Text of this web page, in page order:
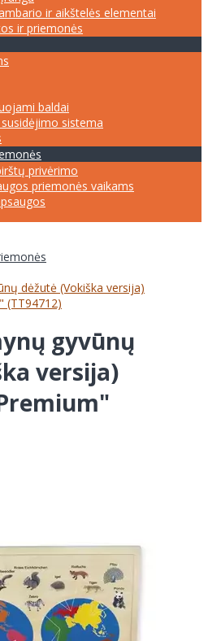
ir aikštelės elementai
ir priemonės
baldai
sistema
privėrimo
priemonės vaikams
dėžutė (Vokiška versija)
(TT94712)
gyvūnų
versija)